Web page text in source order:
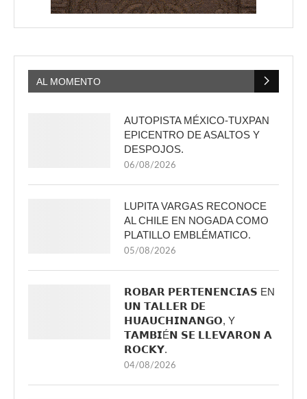
AL MOMENTO
AUTOPISTA MÉXICO-TUXPAN
EPICENTRO DE ASALTOS Y
DESPOJOS.
06/08/2026
LUPITA VARGAS RECONOCE
AL CHILE EN NOGADA COMO
PLATILLO EMBLÉMATICO.
05/08/2026
𝗥𝗢𝗕𝗔𝗥 𝗣𝗘𝗥𝗧𝗘𝗡𝗘𝗡𝗖𝗜𝗔𝗦 EN
𝗨𝗡 𝗧𝗔𝗟𝗟𝗘𝗥 𝗗𝗘
𝗛𝗨𝗔𝗨𝗖𝗛𝗜𝗡𝗔𝗡𝗚𝗢, Y
𝗧𝗔𝗠𝗕𝗜É𝗡 𝗦𝗘 𝗟𝗟𝗘𝗩𝗔𝗥𝗢𝗡 𝗔
𝗥𝗢𝗖𝗞𝗬.
04/08/2026